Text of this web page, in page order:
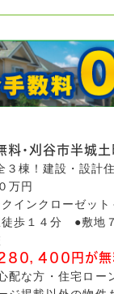
料・刈谷市半城土
棟！建設・設計
万円
インクローゼット
歩１４分 ●敷地
０，４００円が無
配な方・住宅ロ